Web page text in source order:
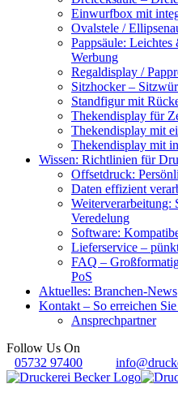
Einwurfbox mit
Ovalstele /
Pappsäule:
Werbung
Regaldisplay /
Sitzhocker –
Standfigur mit
Thekendisplay für
Thekendisplay mit
Thekendisplay mit
Wissen: Richtlinien für
Offsetdruck:
Daten effizient
Weiterverarbeitung:
Veredelung
Software:
Lieferservice –
FAQ –
PoS
Aktuelles: Branchen-News
Kontakt – So erreichen
Ansprechpartner
Follow Us On
05732 97400